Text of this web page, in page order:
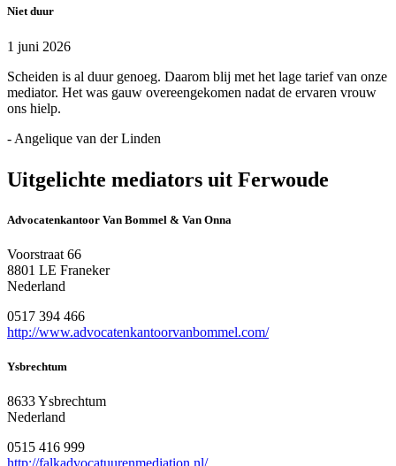
Niet duur
1 juni 2026
Scheiden is al duur genoeg. Daarom blij met het lage tarief van onze
mediator. Het was gauw overeengekomen nadat de ervaren vrouw
ons hielp.
- Angelique van der Linden
Uitgelichte mediators uit Ferwoude
Advocatenkantoor Van Bommel & Van Onna
Voorstraat 66
8801 LE Franeker
Nederland
0517 394 466
http://www.advocatenkantoorvanbommel.com/
Ysbrechtum
8633 Ysbrechtum
Nederland
0515 416 999